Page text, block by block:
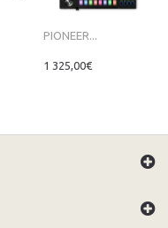
PIONEER...
1 325,00€